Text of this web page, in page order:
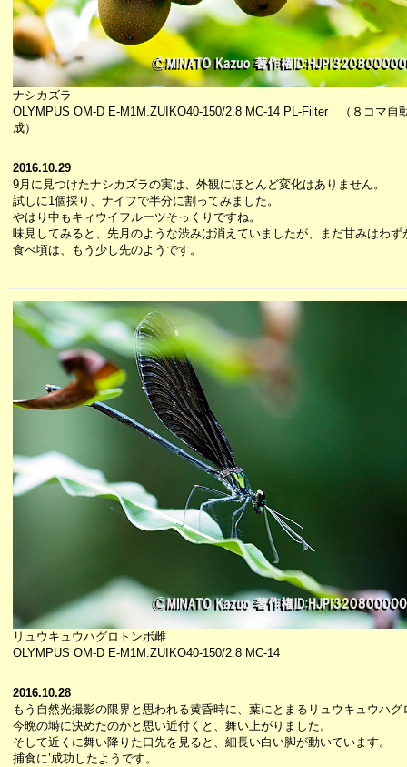
ナシカズラ
OLYMPUS OM-D E-M1M.ZUIKO40-150/2.8 MC-14 PL-Filter （８コマ自
成）
2016.10.29
9月に見つけたナシカズラの実は、外観にほとんど変化はありません。
試しに1個採り、ナイフで半分に割ってみました。
やはり中もキィウイフルーツそっくりですね。
味見してみると、先月のような渋みは消えていましたが、まだ甘みはわず
食べ頃は、もう少し先のようです。
リュウキュウハグロトンボ雌
OLYMPUS OM-D E-M1M.ZUIKO40-150/2.8 MC-14
2016.10.28
もう自然光撮影の限界と思われる黄昏時に、葉にとまるリュウキュウハ
今晩の塒に決めたのかと思い近付くと、舞い上がりました。
そして近くに舞い降りた口先を見ると、細長い白い脚が動いています。
捕食に’成功したようです。